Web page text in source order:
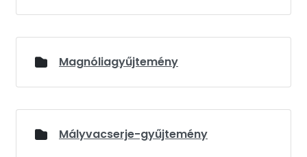
Magnóliagyűjtemény
Mályvacserje-gyűjtemény